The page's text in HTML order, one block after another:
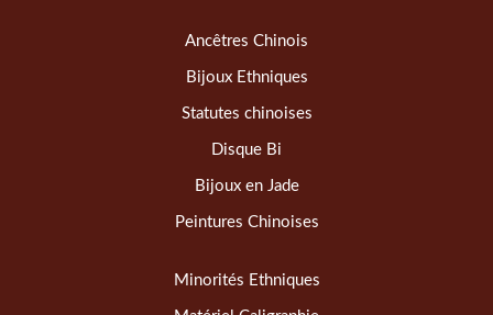
Ancêtres Chinois
Bijoux Ethniques
Statutes chinoises
Disque Bi
Bijoux en Jade
Peintures Chinoises
Minorités Ethniques